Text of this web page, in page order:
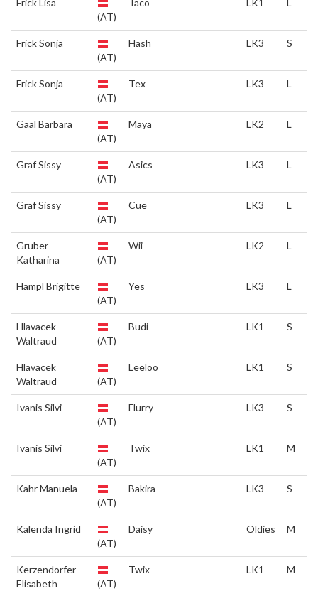
Frick Lisa
(AT)
Taco LK1
Frick Sonja
(AT)
Hash LK3 S
Frick Sonja
(AT)
Tex LK3 L
Gaal Barbara
(AT)
Maya LK2 L
Graf Sissy
(AT)
Asics LK3 L
Graf Sissy
(AT)
Cue LK3 L
Gruber
Katharina
(AT)
Wii LK2 L
Hampl Brigitte
(AT)
Yes LK3 L
Hlavacek
Waltraud
(AT)
Budi LK1 S
Hlavacek
Waltraud
(AT)
Leeloo LK1 S
Ivanis Silvi
(AT)
Flurry LK3 S
Ivanis Silvi
(AT)
Twix LK1 M
Kahr Manuela
(AT)
Bakira LK3 S
Kalenda Ingrid
(AT)
Daisy Oldies M
Kerzendorfer
Elisabeth
(AT)
Twix LK1 M